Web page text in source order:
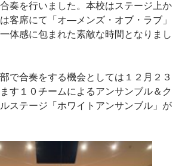
奏を行いました。本校はステージ上か
客席にて「オ―メンズ・オブ・ラブ」
体感に包まれた素敵な時間となりまし
で合奏をする機会としては１２月２３
す１０チームによるアンサンブル＆ク
ステージ「ホワイトアンサンブル」が